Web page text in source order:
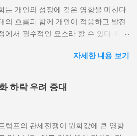
심화되고, 이로 인해 내전의 위험이
. 이와 같은 경우, 국민들은 정부에 대
느끼고, 체제 전복을 위해 무장 세력
로도 정치적 불안정성이 높은 국가에
내전이 발발했던 예가 많다. 이러한
상황을 방지하기 위해서는 먼저 정치
하나는 경제적 불균형이다. 경제가
는 개인의 성장에 깊은 영향을 미친다.
의 흐름과 함께 개인이 적응하고 발전
에서 필수적인 요소라 할 수 있다. 따
것이 필요하다. 사회 변화의 의미와 구
화란 특정 사회의 구조, 문화, 가치관
이 지남에 따라 변화하는 과정을 의미
한 변화는 다양한 요인에 의해 발생할
다. 예를 들어, 산업 혁명은 사람들이
자세한 내용 보기
하락 우려 증대
럼프의 관세전쟁이 원화값에 큰 영향